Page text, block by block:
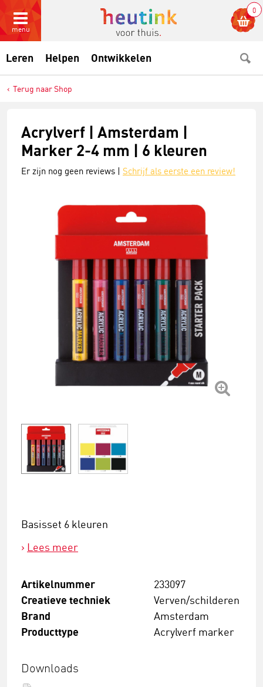
menu
0
Leren Helpen Ontwikkelen
Terug naar Shop
Acrylverf | Amsterdam |
Marker 2-4 mm | 6 kleuren
Er zijn nog geen reviews | Schrijf als eerste een review!
Basisset 6 kleuren
Lees meer
Artikelnummer 233097
Creatieve techniek Verven/schilderen
Brand Amsterdam
Producttype Acrylverf marker
Downloads